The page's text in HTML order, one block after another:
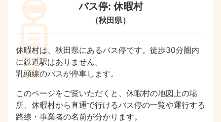
バス停: 休暇村
（秋田県）
休暇村は、秋田県にあるバス停です。徒歩30分圏内
に鉄道駅はありません。
乳頭線のバスが停車します。
このページをご覧いただくと、休暇村の地図上の場
所、休暇村から直通で行けるバス停の一覧や運行する
路線・事業者の名前が分かります。